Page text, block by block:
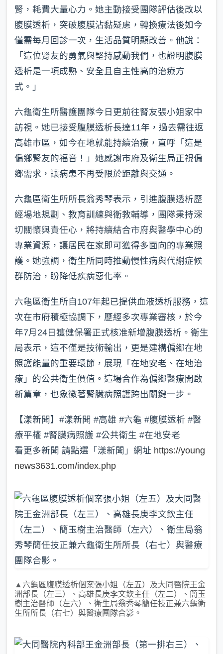
腎，耗費大量心力。她主動接受團隊評估後改以
腹膜透析，突破腹膜沾黏疑慮，轉換療法後如今
僅需每月回診一次，生活品質明顯改善。他說：
「這位腎友的勇氣與堅持感動我們，也證明腹膜
透析是一項成熟、安全且自主性高的治療方
式。」
六龜衛生所醫護團隊今日更前往腎友張小姐家中
訪視。她已接受腹膜透析長達11年，過去需往返
高雄市區，如今在地就能持續治療，直呼「這是
偏鄉腎友的福音！」她感謝市府及衛生局正視偏
鄉需求，讓病患不再受限於距離與交通。
六龜區衛生所所長翁秀琴表示，引進腹膜透析歷
經場地規劃、教育訓練與衛教輔導，團隊秉持深
切關懷與責任心，將持續結合市府與醫學中心的
專業資源，讓居民在家即可獲得多面向的專業照
護。她強調，衛生所同時推動慢性病與代謝症候
群防治，盼降低疾病惡化率。
六龜區衛生所自107年起已提供血液透析服務，這
次在市府積極協調下，歷經多次專業審核，於今
年7月24日獲健保署正式核准新增腹膜透析。衛生
局表示，這不僅是技術輸出，更是建構偏鄉在地
照護能量的重要環節，展現「在地安老、在地治
療」的公共衛生價值。這場合作為偏鄉醫療開啟
新篇章，也象徵著腎臟病照護跨出關鍵一步。
【漾新聞】#漾新聞 #高雄 #六龜 #腹膜透析 #醫
療平權 #腎臟病照護 #公共衛生 #在地安老
看更多新聞 請點選「漾新聞」網址 https://young
news3631.com/index.php
▲六龜區腹膜透析個案張小姐（左五）及大同醫院王金
洲部長（左三）、高雄長庚李文欽主任（左二）、簡玉
樹主治醫師（左六）、衛生局翁秀琴簡任技正兼六龜衛
生所所長（右七）與醫療團隊合影。